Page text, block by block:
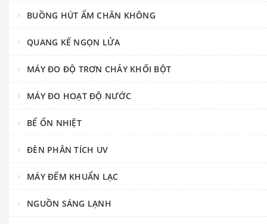
BUỒNG HÚT ẨM CHÂN KHÔNG
QUANG KẾ NGỌN LỬA
MÁY ĐO ĐỘ TRƠN CHẢY KHỐI BỘT
MÁY ĐO HOẠT ĐỘ NƯỚC
BỂ ỔN NHIỆT
ĐÈN PHÂN TÍCH UV
MÁY ĐẾM KHUẨN LẠC
NGUỒN SÁNG LẠNH